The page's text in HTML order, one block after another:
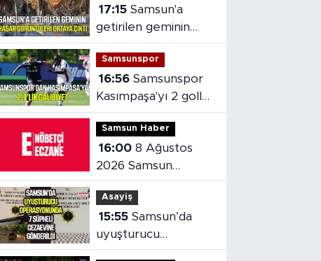
belli oldu
17:15 Samsun'a
getirilen geminin
hasarı ortaya çıktı
Samsunspor
16:56 Samsunspor
Kasımpaşa'yı 2 golle
mağlup etti
Samsun Haber
16:00 8 Ağustos
2026 Samsun
nöbetçi eczaneler
Asayiş
15:55 Samsun’da
uyuşturucu
operasyonunda 7